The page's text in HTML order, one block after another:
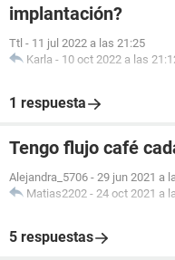
implantación?
Ttl - 11 jul 2022 a las 21:25
Karla - 10 oct 2022 a las
1 respuesta
Tengo flujo café
Alejandra_5706 - 29 jun 2021 a
Matias2202 - 24 oct 2021 a
5 respuestas